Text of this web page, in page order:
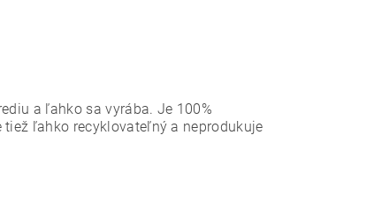
a ľahko sa vyrába. Je 100%
ľahko recyklovateľný a neprodukuje